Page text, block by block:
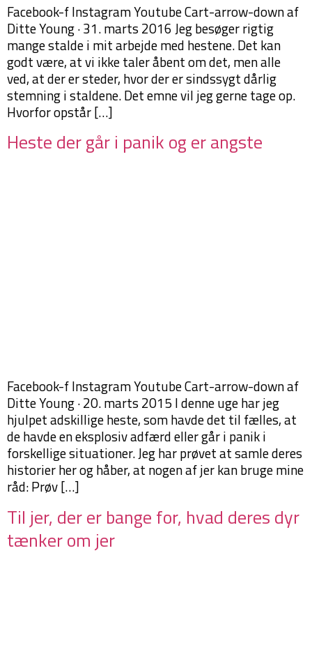
Facebook-f Instagram Youtube Cart-arrow-down af
Ditte Young · 31. marts 2016 Jeg besøger rigtig
mange stalde i mit arbejde med hestene. Det kan
godt være, at vi ikke taler åbent om det, men alle
ved, at der er steder, hvor der er sindssygt dårlig
stemning i staldene. Det emne vil jeg gerne tage op.
Hvorfor opstår […]
Heste der går i panik og er angste
Facebook-f Instagram Youtube Cart-arrow-down af
Ditte Young · 20. marts 2015 I denne uge har jeg
hjulpet adskillige heste, som havde det til fælles, at
de havde en eksplosiv adfærd eller går i panik i
forskellige situationer. Jeg har prøvet at samle deres
historier her og håber, at nogen af jer kan bruge mine
råd: Prøv […]
Til jer, der er bange for, hvad deres dyr
tænker om jer